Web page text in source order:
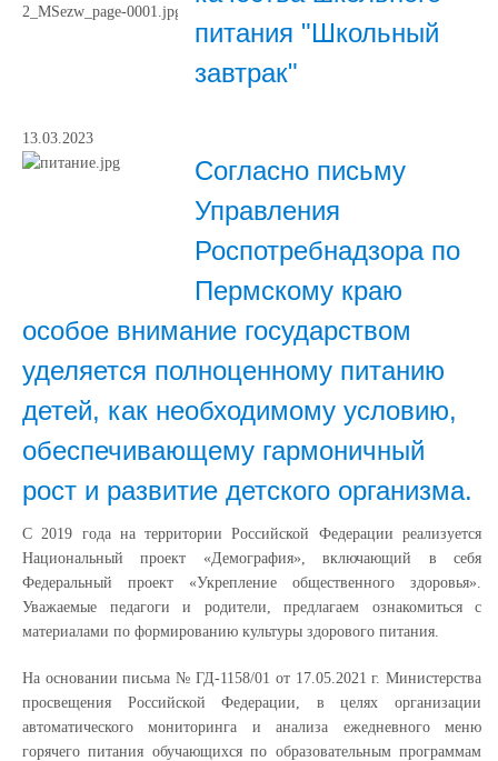
питания "Школьный
завтрак"
13.03.2023
Согласно письму
Управления
Роспотребнадзора по
Пермскому краю
особое внимание государством
уделяется полноценному питанию
детей, как необходимому условию,
обеспечивающему гармоничный
рост и развитие детского организма.
С 2019 года на территории Российской Федерации реализуется
Национальный проект «Демография», включающий в себя
Федеральный проект «Укрепление общественного здоровья».
Уважаемые педагоги и родители, предлагаем ознакомиться с
материалами по формированию культуры здорового питания.
На основании письма № ГД-1158/01 от 17.05.2021 г. Министерства
просвещения Российской Федерации, в целях организации
автоматического мониторинга и анализа ежедневного меню
горячего питания обучающихся по образовательным программам